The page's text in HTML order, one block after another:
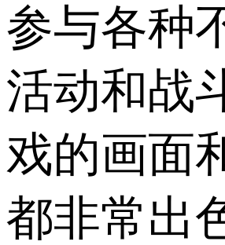
参与各种
活动和战
戏的画面
都非常出